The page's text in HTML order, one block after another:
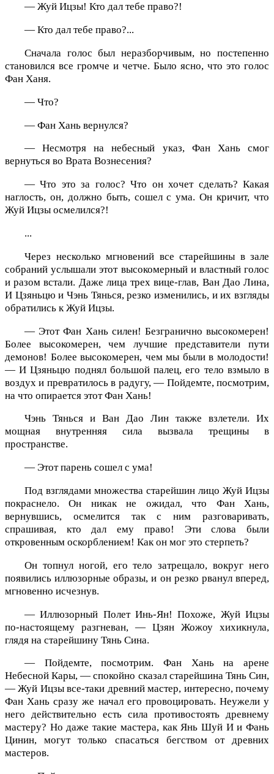
— Жуй Ицзы! Кто дал тебе право?!
— Кто дал тебе право?...
Сначала голос был неразборчивым, но постепенно
становился все громче и четче. Было ясно, что это голос
Фан Ханя.
— Что?
— Фан Хань вернулся?
— Несмотря на небесный указ, Фан Хань смог
вернуться во Врата Вознесения?
— Что это за голос? Что он хочет сделать? Какая
наглость, он, должно быть, сошел с ума. Он кричит, что
Жуй Ицзы осмелился?!
...
Через несколько мгновений все старейшины в зале
собраний услышали этот высокомерный и властный голос
и разом встали. Даже лица трех вице-глав, Ван Дао Лина,
И Цзяньцю и Чэнь Тянься, резко изменились, и их взгляды
обратились к Жуй Ицзы.
— Этот Фан Хань силен! Безгранично высокомерен!
Более высокомерен, чем лучшие представители пути
демонов! Более высокомерен, чем мы были в молодости!
— И Цзяньцю поднял большой палец, его тело взмыло в
воздух и превратилось в радугу, — Пойдемте, посмотрим,
на что опирается этот Фан Хань!
Чэнь Тянься и Ван Дао Лин также взлетели. Их
мощная внутренняя сила вызвала трещины в
пространстве.
— Этот парень сошел с ума!
Под взглядами множества старейшин лицо Жуй Ицзы
покраснело. Он никак не ожидал, что Фан Хань,
вернувшись, осмелится так с ним разговаривать,
спрашивая, кто дал ему право! Эти слова были
откровенным оскорблением! Как он мог это стерпеть?
Он топнул ногой, его тело затрещало, вокруг него
появились иллюзорные образы, и он резко рванул вперед,
мгновенно исчезнув.
— Иллюзорный Полет Инь-Ян! Похоже, Жуй Ицзы
по-настоящему разгневан, — Цзян Жожоу хихикнула,
глядя на старейшину Тянь Сина.
— Пойдемте, посмотрим. Фан Хань на арене
Небесной Кары, — спокойно сказал старейшина Тянь Син,
— Жуй Ицзы все-таки древний мастер, интересно, почему
Фан Хань сразу же начал его провоцировать. Неужели у
него действительно есть сила противостоять древнему
мастеру? Но даже такие мастера, как Янь Шуй И и Фань
Цинин, могут только спасаться бегством от древних
мастеров.